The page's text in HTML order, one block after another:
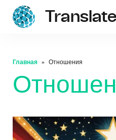
Главная Отношения